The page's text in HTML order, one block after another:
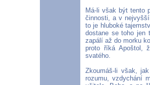
Má-li však být tento
činnosti, a v
to je hluboké
dostane se toho jen
zapálí až do morku
proto říká Apoštol,
svatého.
Zkoumáš-li však,
rozumu, vzdychání